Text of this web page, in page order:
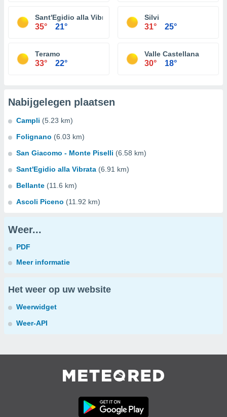
Sant'Egidio alla Vibrata
35° 21°
Silvi
31° 25°
Teramo
33° 22°
Valle Castellana
30° 18°
Nabijgelegen plaatsen
Campli (5.23 km)
Folignano (6.03 km)
San Giacomo - Monte Piselli (6.58 km)
Sant'Egidio alla Vibrata (6.91 km)
Bellante (11.6 km)
Ascoli Piceno (11.92 km)
Weer...
PDF
Meer informatie
Het weer op uw website
Weerwidget
Weer-API